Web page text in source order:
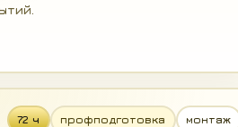
72 ч профподготовка монтаж